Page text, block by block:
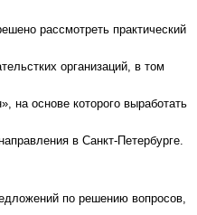
рассмотреть практический
организаций, в том
на основе которого выработать
в Санкт-Петербурге.
по решению вопросов,